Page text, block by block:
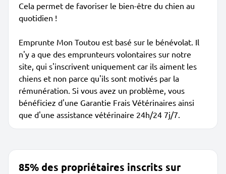
Cela permet de favoriser le bien-être du chien au
quotidien !
Emprunte Mon Toutou est basé sur le bénévolat. Il
n'y a que des emprunteurs volontaires sur notre
site, qui s'inscrivent uniquement car ils aiment les
chiens et non parce qu'ils sont motivés par la
rémunération. Si vous avez un problème, vous
bénéficiez d'une Garantie Frais Vétérinaires ainsi
que d'une assistance vétérinaire 24h/24 7j/7.
85% des propriétaires inscrits sur